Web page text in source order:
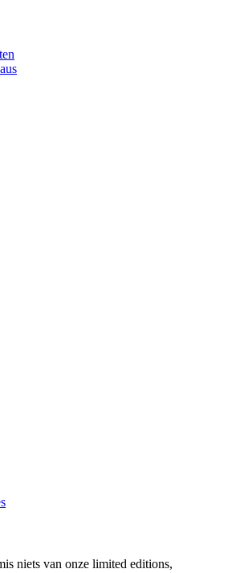
niets van onze limited editions,